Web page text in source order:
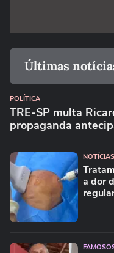
Últimas
POLÍTICA
TRE-SP multa
propaganda
NOTÍCIAS
a dor